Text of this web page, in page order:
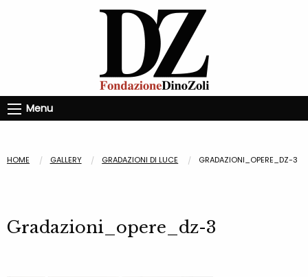
Menu
HOME GALLERY GRADAZIONI DI LUCE GRADAZIONI_OPERE_DZ-3
Gradazioni_opere_dz-3